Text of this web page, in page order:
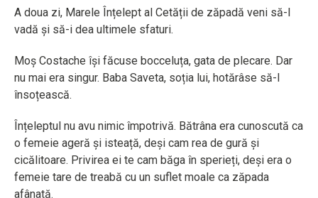
A doua zi, Marele Înțelept al Cetății de zăpadă veni să-l
vadă și să-i dea ultimele sfaturi.
Moș Costache își făcuse bocceluța, gata de plecare. Dar
nu mai era singur. Baba Saveta, soția lui, hotărâse să-l
însoțească.
Înțeleptul nu avu nimic împotrivă. Bătrâna era cunoscută ca
o femeie ageră și isteață, deși cam rea de gură și
cicălitoare. Privirea ei te cam băga în sperieți, deși era o
femeie tare de treabă cu un suflet moale ca zăpada
afânată.